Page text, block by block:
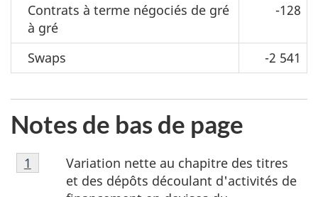
Contrats à terme négociés de gré
à gré
-128
Swaps -2 541
Notes de bas de page
Note
de
Variation nette au chapitre des titres
et des dépôts découlant d'activités de
Retour à la référence de la note de bas de page
1